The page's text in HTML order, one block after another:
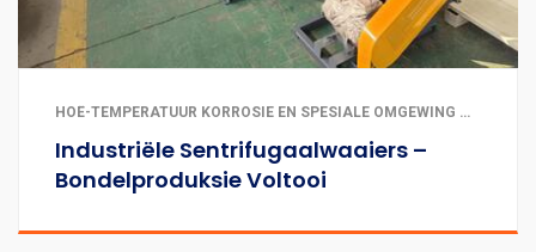
HOË-TEMPERATUUR KORROSIE EN SPESIALE OMGEWING WAAIERS | INDUSTRIËLE FABRIEK VENTILASIE EN UITLAAT | STOFVERWYDERING EN LUGREINIGING
Industriële Sentrifugaalwaaiers –
Bondelproduksie Voltooi